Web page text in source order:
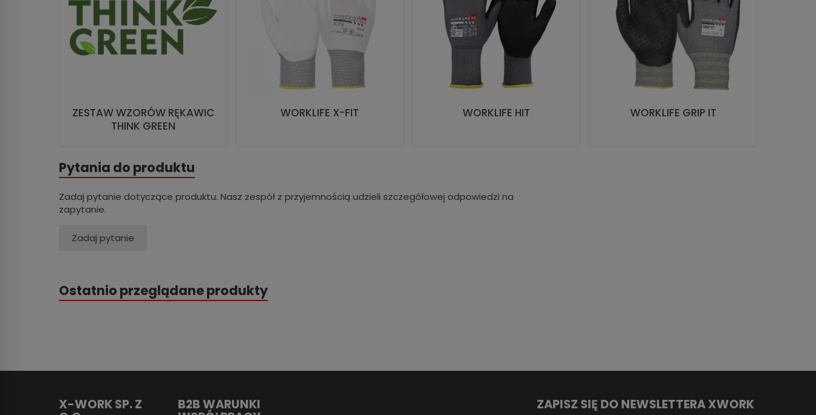
ZESTAW WZORÓW RĘKAWIC
THINK GREEN
WORKLIFE X-FIT WORKLIFE HIT WORKLIFE GRIP IT
Pytania do produktu
Zadaj pytanie dotyczące produktu. Nasz zespół z przyjemnością udzieli szczegółowej odpowiedzi na
zapytanie.
Zadaj pytanie
Ostatnio przeglądane produkty
X-WORK SP. Z B2B WARUNKI ZAPISZ SIĘ DO NEWSLETTERA XWORK